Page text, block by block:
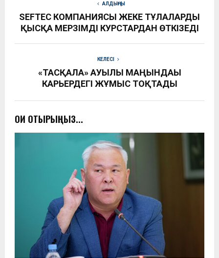
АЛДЫҢҒЫ
SEFTEC КОМПАНИЯСЫ ЖЕКЕ ТҰЛҒАЛАРДЫ
ҚЫСҚА МЕРЗІМДІ КУРСТАРДАН ӨТКІЗЕДІ
КЕЛЕСІ
«ТАСҚАЛА» АУЫЛЫ МАҢЫНДАҒЫ
КАРЬЕРДЕГІ ЖҰМЫС ТОҚТАДЫ
ОҚИ ОТЫРЫҢЫЗ...